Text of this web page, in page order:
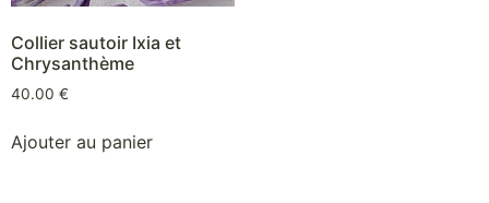
Collier sautoir Ixia et
Chrysanthème
40.00 €
Ajouter au panier